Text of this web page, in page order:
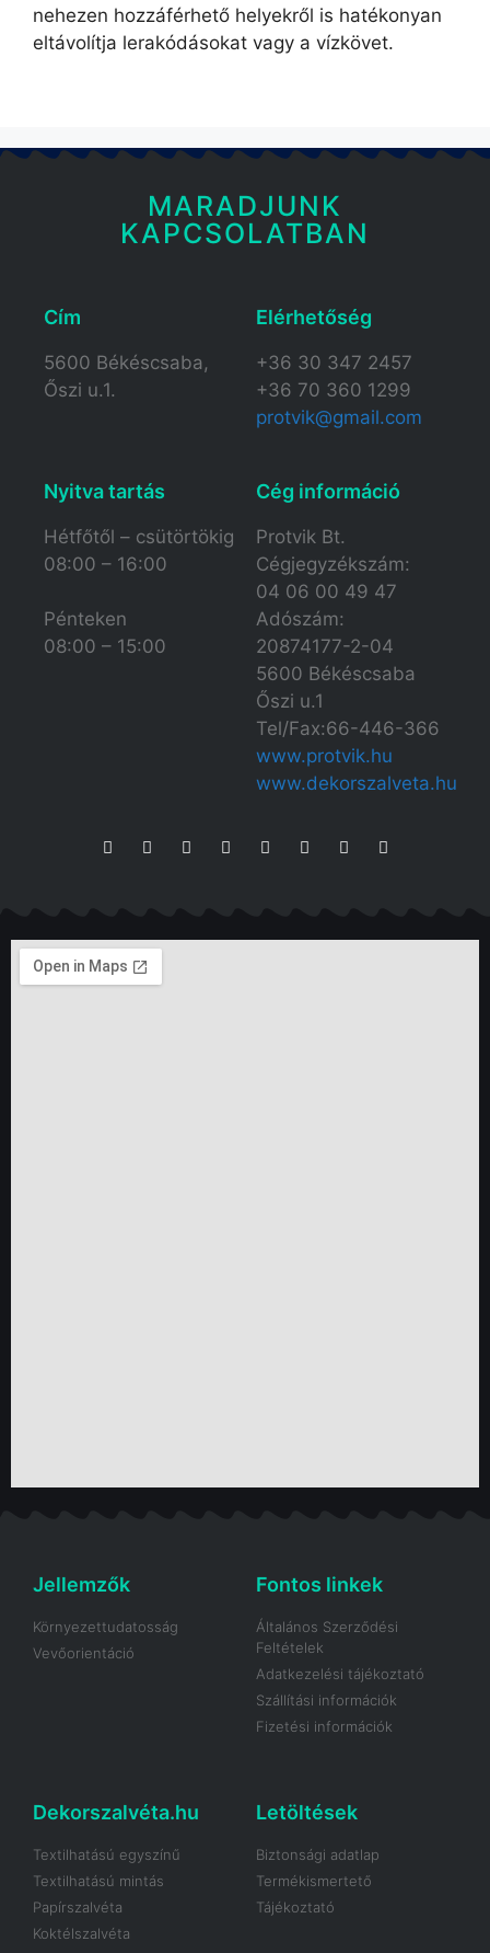
nehezen hozzáférhető helyekről is hatékonyan
eltávolítja lerakódásokat vagy a vízkövet.
MARADJUNK
KAPCSOLATBAN
Cím
5600 Békéscsaba,
Őszi u.1.
Elérhetőség​
+36 30 347 2457
+36 70 360 1299
protvik@gmail.com
Nyitva tartás​
Hétfőtől – csütörtökig
08:00 – 16:00
Pénteken
08:00 – 15:00
Cég információ
Protvik Bt.
Cégjegyzékszám:
04 06 00 49 47
Adószám:
20874177-2-04
5600 Békéscsaba
Őszi u.1
Tel/Fax:66-446-366
www.protvik.hu
www.dekorszalveta.hu
Jellemzők
Környezettudatosság
Vevőorientáció
Fontos linkek
Általános Szerződési
Feltételek
Adatkezelési tájékoztató
Szállítási információk
Fizetési információk
Dekorszalvéta.hu
Textilhatású egyszínű
Textilhatású mintás
Papírszalvéta
Koktélszalvéta
Letöltések
Biztonsági adatlap
Termékismertető
Tájékoztató